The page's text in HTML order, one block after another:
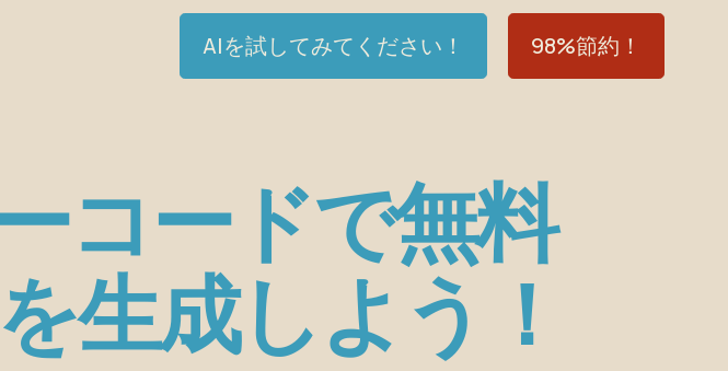
AIを試してみてください！ 98%節約！
コードで無料
生成しよう！